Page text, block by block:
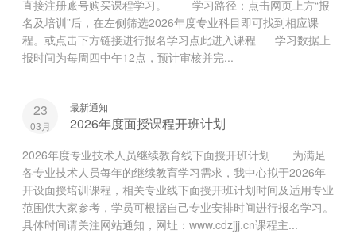
直接注册账号购买课程学习。 学习路径：点击网页上方“报
名及培训”后，在左侧筛选2026年度专业科目即可找到相应课
程。或点击下方链接进行报名学习点此进入课程 学习数据上
报时间为每周四中午12点，预计审核并完...
23
03月
最新通知
2026年度面授课程开班计划
2026年度专业技术人员继续教育线下面授开班计划 为满足
各专业技术人员每年的继续教育学习需求，我中心拟于2026年
开设面授培训课程，相关专业线下面授开班计划时间及适用专业
范围供大家参考，学员可根据自己专业安排时间进行报名学习。
具体时间请关注网站通知，网址：www.cdzjjj.cn课程主...